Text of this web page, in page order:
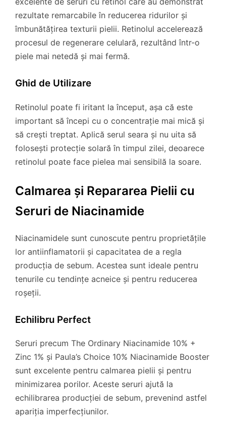
rezultate remarcabile în reducerea ridurilor și
îmbunătățirea texturii pielii. Retinolul accelerează
procesul de regenerare celulară, rezultând într-o
piele mai netedă și mai fermă.
Ghid de Utilizare
Retinolul poate fi iritant la început, așa că este
important să începi cu o concentrație mai mică și
să crești treptat. Aplică serul seara și nu uita să
folosești protecție solară în timpul zilei, deoarece
retinolul poate face pielea mai sensibilă la soare.
Calmarea și Repararea Pielii cu
Seruri de Niacinamide
Niacinamidele sunt cunoscute pentru proprietățile
lor antiinflamatorii și capacitatea de a regla
producția de sebum. Acestea sunt ideale pentru
tenurile cu tendințe acneice și pentru reducerea
roșeții.
Echilibru Perfect
Seruri precum The Ordinary Niacinamide 10% +
Zinc 1% și Paula’s Choice 10% Niacinamide Booster
sunt excelente pentru calmarea pielii și pentru
minimizarea porilor. Aceste seruri ajută la
echilibrarea producției de sebum, prevenind astfel
apariția imperfecțiunilor.